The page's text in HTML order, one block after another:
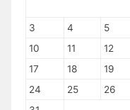
3
4 5
10
11 12
17
18 19
24
25 26